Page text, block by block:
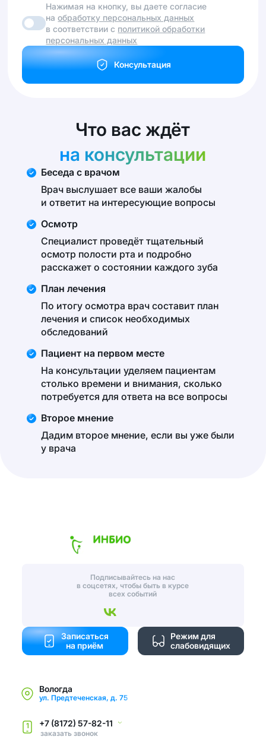
Нажимая на кнопку, вы даете согласие
наобработку персональных данных
в соответствии с политикой обработки
персональных данных
Консультация
Что вас ждёт
на консультации
Беседа с врачом
Врач выслушает все ваши жалобы
и ответит на интересующие вопросы
Осмотр
Специалист проведёт тщательный
осмотр полости рта и подробно
расскажет о состоянии каждого зуба
План лечения
По итогу осмотра врач составит план
лечения и список необходимых
обследований
Пациент на первом месте
На консультации уделяем пациентам
столько времени и внимания, сколько
потребуется для ответа на все вопросы
Второе мнение
Дадим второе мнение, если вы уже были
у врача
Подписывайтесь на нас
в соцсетях, чтобы быть в курсе
всех событий
Режим для
слабовидящих
Записаться
на приём
Вологда
ул. Предтеченская, д. 75
1 +7 (8172) 57-82-11
заказать звонок